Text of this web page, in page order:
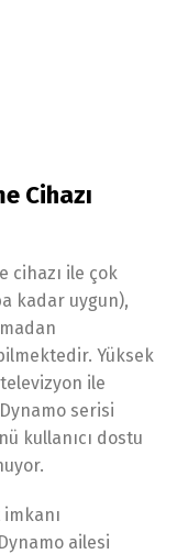
Cihazı
cihazı ile çok
kadar uygun),
Yüksek
ile
serisi
kullanıcı dostu
ailesi